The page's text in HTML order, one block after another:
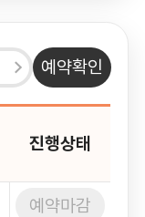
예약확인
진행상태
예약마감